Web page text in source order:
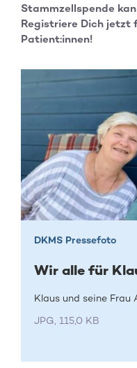
Stammzellspende
Registriere Dich jetzt
Patient:innen!
DKMS Pressefoto
Wir alle für
Klaus und seine Frau
JPG, 115,0 KB